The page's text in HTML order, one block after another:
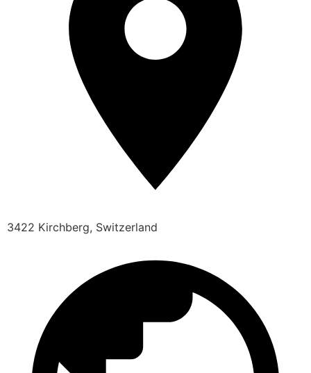
3422 Kirchberg, Switzerland